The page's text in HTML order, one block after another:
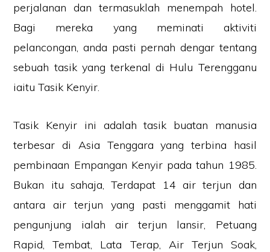
perjalanan dan termasuklah menempah hotel.
Bagi mereka yang meminati aktiviti
pelancongan, anda pasti pernah dengar tentang
sebuah tasik yang terkenal di Hulu Terengganu
iaitu Tasik Kenyir.
Tasik Kenyir ini adalah tasik buatan manusia
terbesar di Asia Tenggara yang terbina hasil
pembinaan Empangan Kenyir pada tahun 1985.
Bukan itu sahaja, Terdapat 14 air terjun dan
antara air terjun yang pasti menggamit hati
pengunjung ialah air terjun lansir, Petuang
Rapid, Tembat, Lata Terap, Air Terjun Soak,